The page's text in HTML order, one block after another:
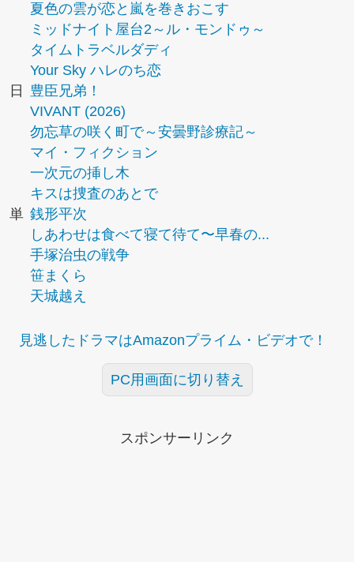
夏色の雲が恋と嵐を巻きおこす
ミッドナイト屋台2～ル・モンドゥ～
タイムトラベルダディ
Your Sky ハレのち恋
日
豊臣兄弟！
VIVANT (2026)
勿忘草の咲く町で～安曇野診療記～
マイ・フィクション
一次元の挿し木
キスは捜査のあとで
単 銭形平次
しあわせは食べて寝て待て〜早春の...
手塚治虫の戦争
笹まくら
天城越え
見逃したドラマはAmazonプライム・ビデオで！
PC用画面に切り替え
スポンサーリンク